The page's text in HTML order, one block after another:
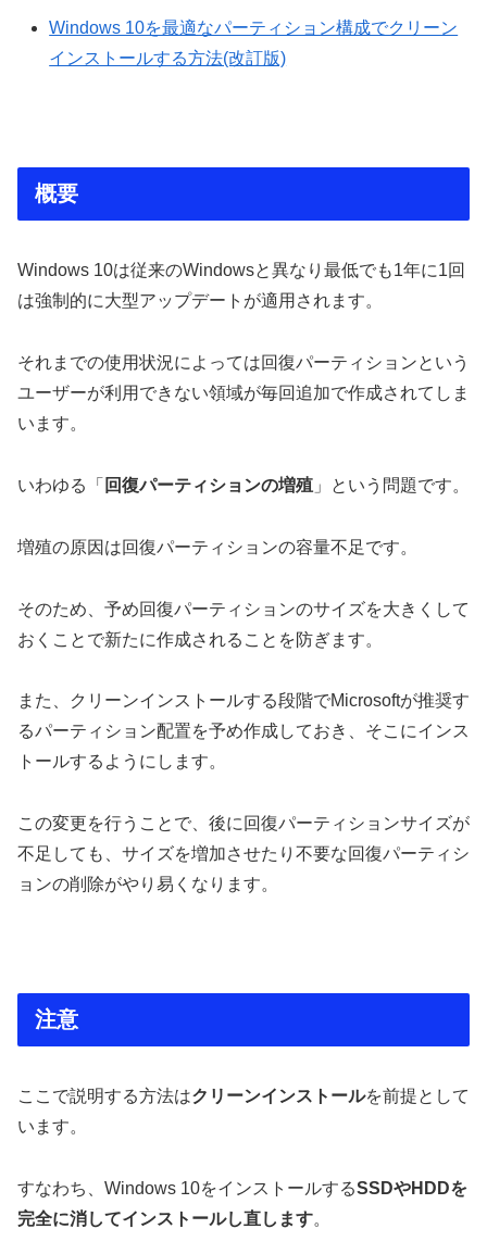
Windows 10を最適なパーティション構成でクリーン
インストールする方法(改訂版)
概要
Windows 10は従来のWindowsと異なり最低でも1年に1回
は強制的に大型アップデートが適用されます。
それまでの使用状況によっては回復パーティションという
ユーザーが利用できない領域が毎回追加で作成されてしま
います。
いわゆる「 回復パーティションの増殖 」という問題です。
増殖の原因は回復パーティションの容量不足です。
そのため、予め回復パーティションのサイズを大きくして
おくことで新たに作成されることを防ぎます。
また、クリーンインストールする段階でMicrosoftが推奨す
るパーティション配置を予め作成しておき、そこにインス
トールするようにします。
この変更を行うことで、後に回復パーティションサイズが
不足しても、サイズを増加させたり不要な回復パーティシ
ョンの削除がやり易くなります。
注意
ここで説明する方法はクリーンインストールを前提として
います。
すなわち、Windows 10をインストールするSSDやHDDを
完全に消してインストールし直します。